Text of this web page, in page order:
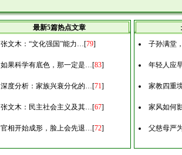
最新5篇热点文章
张文木：“文化强国”能力…[79]
如果科学有底色，那一定是…[83]
深度分析：家族兴衰分化的…[71]
张文木：民主社会主义及其…[67]
官相开始成形，脸上会先退…[72]
子孙满堂
年轻人应
家教四重
家风如何
父慈母严